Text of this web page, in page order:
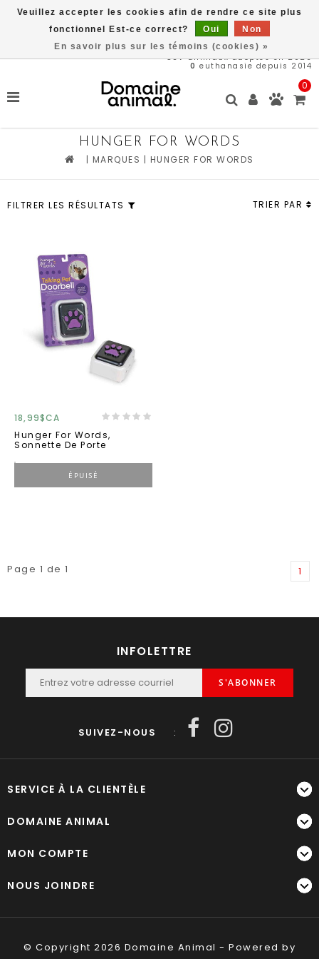
567animaux adoptés en 2026
0 euthanasie depuis 2014
0
HUNGER FOR WORDS
| MARQUES | HUNGER FOR WORDS
FILTRER LES RÉSULTATS TRIER PAR
18,99$CA
Hunger For Words,
Sonnette De Porte
ÉPUISÉ
Page 1 de 1 1
INFOLETTRE
S'ABONNER
SUIVEZ-NOUS :
SERVICE À LA CLIENTÈLE
DOMAINE ANIMAL
MON COMPTE
NOUS JOINDRE
© Copyright 2026 Domaine Animal - Powered by
Veuillez accepter les cookies afin de rendre ce site plus
fonctionnel Est-ce correct?
Oui
Non
En savoir plus sur les témoins (cookies) »
Livraison gratuite à partir de 89$*